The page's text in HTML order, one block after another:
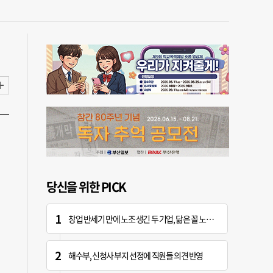
당신을 위한 PICK
창업 반세기 만에 노조 생긴 두 기업, 닮은 꼴 노사 갈등
해수부, 신청사 부지 선정에 직원들 의견 반영